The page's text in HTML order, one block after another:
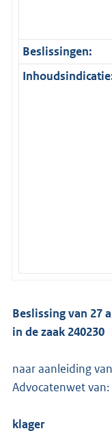
Beslissingen:
Beslissing van 27
in de zaak 240230
naar aanleiding
Advocatenwet van:
klager